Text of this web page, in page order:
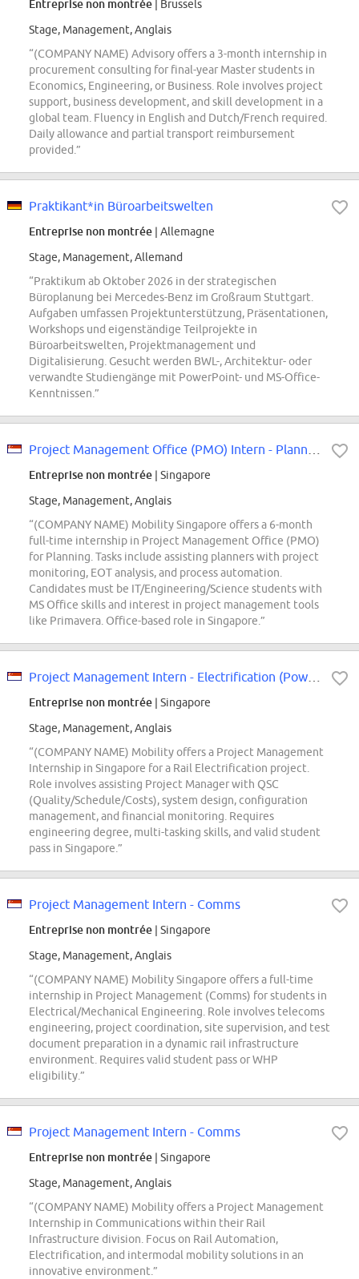
Entreprise non montrée | Brussels
Stage, Management, Anglais
“(COMPANY NAME) Advisory offers a 3-month internship in
procurement consulting for final-year Master students in
Economics, Engineering, or Business. Role involves project
support, business development, and skill development in a
global team. Fluency in English and Dutch/French required.
Daily allowance and partial transport reimbursement
provided.”
Praktikant*in Büroarbeitswelten
Entreprise non montrée | Allemagne
Stage, Management, Allemand
“Praktikum ab Oktober 2026 in der strategischen
Büroplanung bei Mercedes-Benz im Großraum Stuttgart.
Aufgaben umfassen Projektunterstützung, Präsentationen,
Workshops und eigenständige Teilprojekte in
Büroarbeitswelten, Projektmanagement und
Digitalisierung. Gesucht werden BWL-, Architektur- oder
verwandte Studiengänge mit PowerPoint- und MS-Office-
Kenntnissen.”
Entreprise non montrée | Singapore
Stage, Management, Anglais
“(COMPANY NAME) Mobility Singapore offers a 6-month
full-time internship in Project Management Office (PMO)
for Planning. Tasks include assisting planners with project
monitoring, EOT analysis, and process automation.
Candidates must be IT/Engineering/Science students with
MS Office skills and interest in project management tools
like Primavera. Office-based role in Singapore.”
Entreprise non montrée | Singapore
Stage, Management, Anglais
“(COMPANY NAME) Mobility offers a Project Management
Internship in Singapore for a Rail Electrification project.
Role involves assisting Project Manager with QSC
(Quality/Schedule/Costs), system design, configuration
management, and financial monitoring. Requires
engineering degree, multi-tasking skills, and valid student
pass in Singapore.”
Project Management Intern - Comms
Entreprise non montrée | Singapore
Stage, Management, Anglais
“(COMPANY NAME) Mobility Singapore offers a full-time
internship in Project Management (Comms) for students in
Electrical/Mechanical Engineering. Role involves telecoms
engineering, project coordination, site supervision, and test
document preparation in a dynamic rail infrastructure
environment. Requires valid student pass or WHP
eligibility.”
Project Management Intern - Comms
Entreprise non montrée | Singapore
Stage, Management, Anglais
“(COMPANY NAME) Mobility offers a Project Management
Internship in Communications within their Rail
Infrastructure division. Focus on Rail Automation,
Electrification, and intermodal mobility solutions in an
innovative environment.”